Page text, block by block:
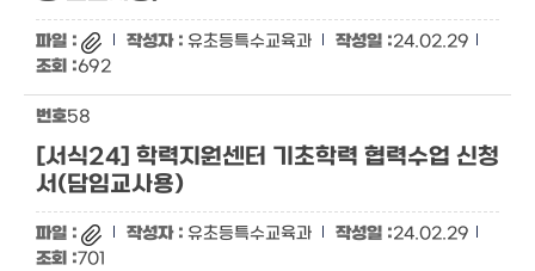
유초등특수교육과
24.02.29
692
58
[서식24] 학력지원센터 기초학력 협력수업 신청
서(담임교사용)
유초등특수교육과
24.02.29
701